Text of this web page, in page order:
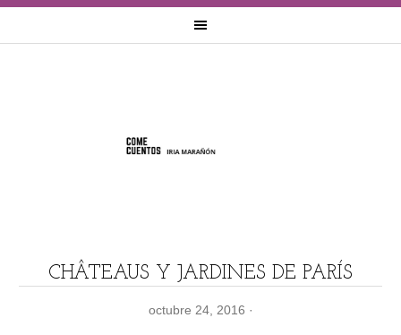
CHÂTEAUS Y JARDINES DE PARÍS
octubre 24, 2016 ·